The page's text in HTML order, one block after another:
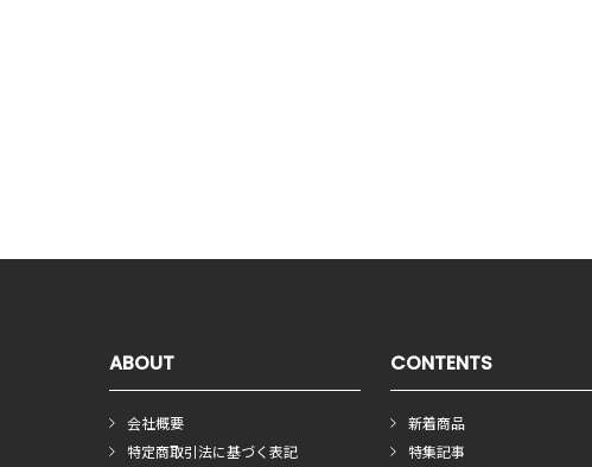
ABOUT
会社概要
特定商取引法に基づく表記
CONTENTS
新着商品
特集記事